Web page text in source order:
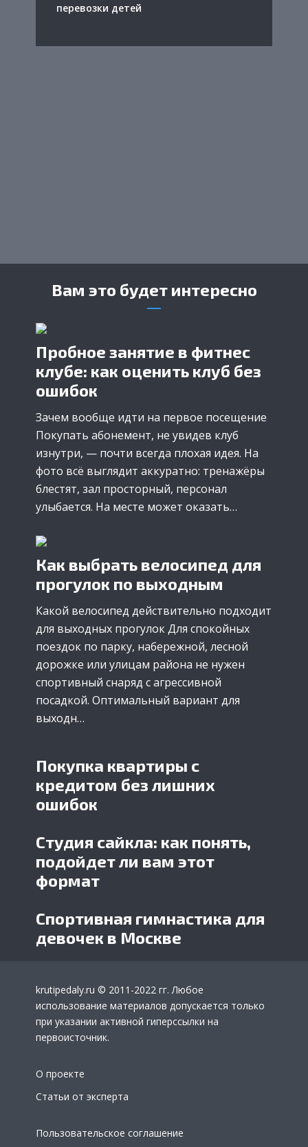
перевозки детей
Вам это будет интересно
Пробное занятие в фитнес
клубе: как оценить клуб без
ошибок
Зачем вообще идти на первое посещение
Покупать абонемент, не увидев клуб
изнутри, — почти всегда плохая идея. На
фото всё выглядит аккуратно: тренажёры
блестят, зал просторный, персонал
улыбается. На месте может оказать…
Как выбрать велосипед для
прогулок по выходным
Какой велосипед действительно подходит
для выходных прогулок Для спокойных
поездок по парку, набережной, лесной
дорожке или улицам района не нужен
спортивный снаряд с агрессивной
посадкой. Оптимальный вариант для
выходн…
Покупка квартиры с
кредитом без лишних
ошибок
Студия сайкла: как понять,
подойдет ли вам этот
формат
Спортивная гимнастика для
девочек в Москве
krutipedaly.ru © 2011-2022 гг. Любое
использование материалов допускается только
при указании активной гиперссылки на
первоисточник.
О проекте
Статьи от эксперта
Пользовательское соглашение